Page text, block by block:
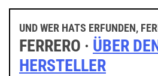
UND WER HATS ERFUNDEN,
FERRERO · ÜBER
HERSTELLER